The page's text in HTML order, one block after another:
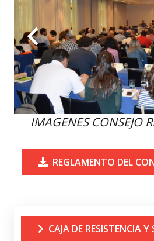
IMAGENES CONSEJO
REGLAMENTO DEL
CAJA DE RESISTENCIA